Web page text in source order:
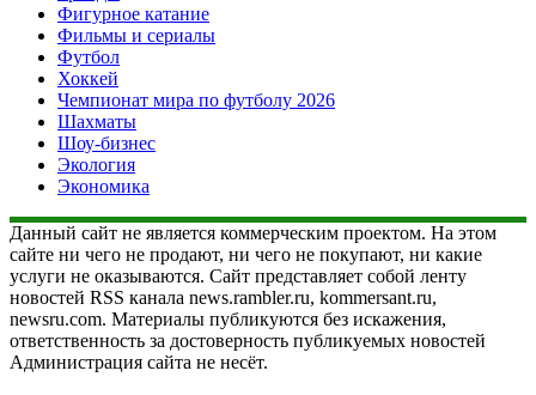
Фигурное катание
Фильмы и сериалы
Футбол
Хоккей
Чемпионат мира по футболу 2026
Шахматы
Шоу-бизнес
Экология
Экономика
Данный сайт не является коммерческим проектом. На этом
сайте ни чего не продают, ни чего не покупают, ни какие
услуги не оказываются. Сайт представляет собой ленту
новостей RSS канала news.rambler.ru, kommersant.ru,
newsru.com. Материалы публикуются без искажения,
ответственность за достоверность публикуемых новостей
Администрация сайта не несёт.